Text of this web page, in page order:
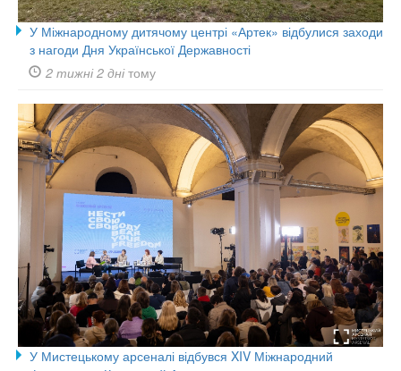
У Міжнародному дитячому центрі «Артек» відбулися заходи
з нагоди Дня Української Державності
2 тижні 2 днітому
У Мистецькому арсеналі відбувся XIV Міжнародний